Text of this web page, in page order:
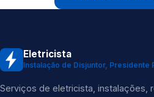
Eletricista
Instalação de Disjuntor, Presidente
Serviços de eletricista, instalações,